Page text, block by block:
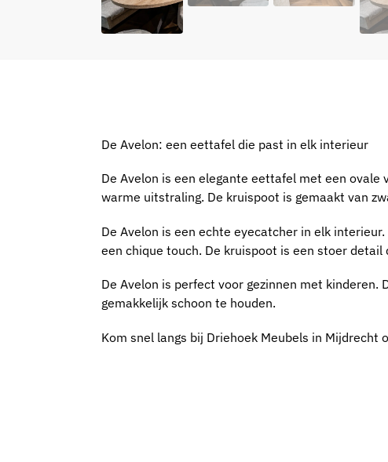
De Avelon: een eettafel die past in elk interieur
De Avelon is een elegante eettafel met een
warme uitstraling. De kruispoot is gemaakt van
De Avelon is een echte eyecatcher in elk
een chique touch. De kruispoot is een stoer
De Avelon is perfect voor gezinnen met
gemakkelijk schoon te houden.
Kom snel langs bij Driehoek Meubels in Mijdrecht